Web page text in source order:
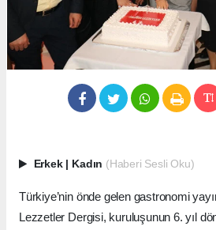
Erkek Kadın (Haberi Sesli Oku)
Türkiye’nin önde gelen gastronomi
Lezzetler Dergisi, kuruluşunun 6. yıl